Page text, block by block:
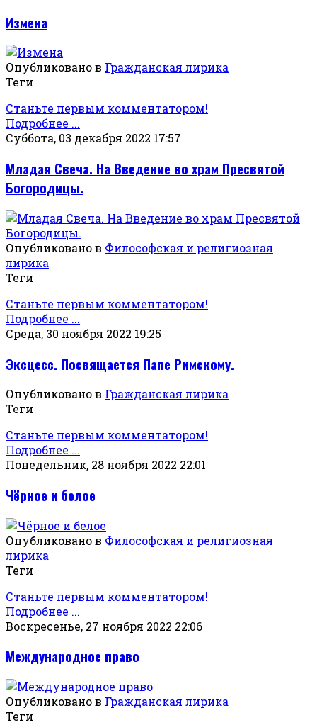
Измена
Опубликовано в Гражданская лирика
Теги
Станьте первым комментатором!
Подробнее ...
Суббота, 03 декабря 2022 17:57
Младая Свеча. На Введение во храм Пресвятой
Богородицы.
Опубликовано в Философская и религиозная
лирика
Теги
Станьте первым комментатором!
Подробнее ...
Среда, 30 ноября 2022 19:25
Эксцесс. Посвящается Папе Римскому.
Опубликовано в Гражданская лирика
Теги
Станьте первым комментатором!
Подробнее ...
Понедельник, 28 ноября 2022 22:01
Чёрное и белое
Опубликовано в Философская и религиозная
лирика
Теги
Станьте первым комментатором!
Подробнее ...
Воскресенье, 27 ноября 2022 22:06
Международное право
Опубликовано в Гражданская лирика
Теги